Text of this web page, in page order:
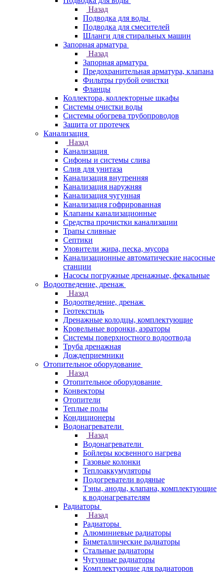
Назад
Подводка для воды
Подводка для смесителей
Шланги для стиральных машин
Запорная арматура
Назад
Запорная арматура
Предохранительная арматура, клапана
Фильтры грубой очистки
Фланцы
Коллектора, коллекторные шкафы
Системы очистки воды
Системы обогрева трубопроводов
Защита от протечек
Канализация
Назад
Канализация
Сифоны и системы слива
Слив для унитаза
Канализация внутренняя
Канализация наружняя
Канализация чугунная
Канализация гофрированная
Клапаны канализационные
Средства прочистки канализации
Трапы сливные
Септики
Уловители жира, песка, мусора
Канализационные автоматические насосные
станции
Насосы погружные дренажные, фекальные
Водоотведение, дренаж
Назад
Водоотведение, дренаж
Геотекстиль
Дренажные колодцы, комплектующие
Кровельные воронки, аэраторы
Системы поверхностного водоотвода
Труба дренажная
Дождеприемники
Отопительное оборудование
Назад
Отопительное оборудование
Конвекторы
Отопители
Теплые полы
Кондиционеры
Водонагреватели
Назад
Водонагреватели
Бойлеры косвенного нагрева
Газовые колонки
Теплоаккумуляторы
Подогреватели водяные
Тэны, аноды, клапана, комплектующие
к водонагревателям
Радиаторы
Назад
Радиаторы
Алюминиевые радиаторы
Биметаллические радиаторы
Стальные радиаторы
Чугунные радиаторы
Комплектующие для радиаторов